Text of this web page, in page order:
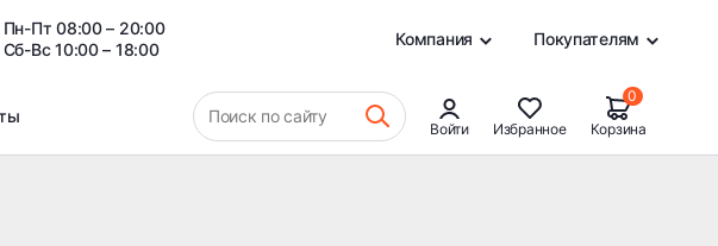
Пн-Пт08:00 – 20:00
Сб-Вс10:00 – 18:00
Компания Покупателям
Поиск по сайту
Войти Избранное
0
Корзина